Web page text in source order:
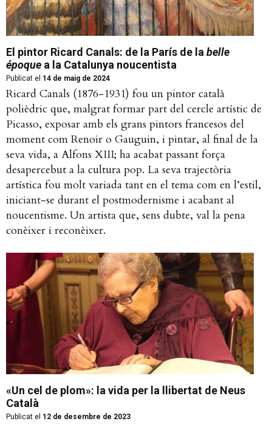
El pintor Ricard Canals: de la París de la belle
époque a la Catalunya noucentista
Publicat el 14 de maig de 2024
Ricard Canals (1876-1931) fou un pintor català
polièdric que, malgrat formar part del cercle artístic de
Picasso, exposar amb els grans pintors francesos del
moment com Renoir o Gauguin, i pintar, al final de la
seva vida, a Alfons XIII; ha acabat passant força
desapercebut a la cultura pop. La seva trajectòria
artística fou molt variada tant en el tema com en l’estil,
iniciant-se durant el postmodernisme i acabant al
noucentisme. Un artista que, sens dubte, val la pena
conèixer i reconèixer.
«Un cel de plom»: la vida per la llibertat de Neus
Català
Publicat el 12 de desembre de 2023